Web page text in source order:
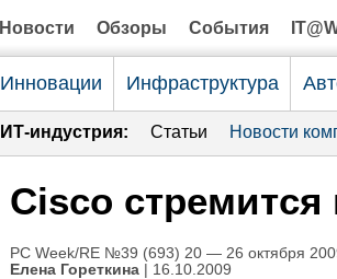
Новости Обзоры События
Инновации Инфраструктура
ИТ-индустрия: Статьи Новости
Cisco
PC Week/RE №39 (693) 20 — 26 октября
Елена Гореткина | 16.10.2009